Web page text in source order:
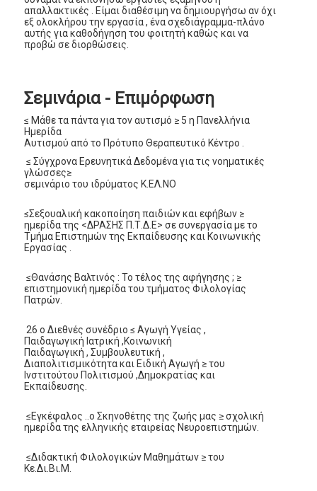
απαλλακτικές . Είμαι διαθέσιμη να δημιουργήσω αν όχι
εξ ολοκλήρου την εργασία , ένα σχεδιάγραμμα-πλάνο
αυτής για καθοδήγηση του φοιτητή καθώς και να
προβώ σε διορθώσεις.
Σεμινάρια - Επιμόρφωση
≤ Μάθε τα πάντα για τον αυτισμό ≥ 5 η Πανελλήνια
Ημερίδα
Αυτισμού από το Πρότυπο Θεραπευτικό Κέντρο .
≤ Σύγχρονα Ερευνητικά Δεδομένα για τις νοηματικές
γλώσσες≥
σεμινάριο του ιδρύματος Κ.ΕΛ.ΝΟ
≤Σεξουαλική κακοποίηση παιδιών και εφήβων ≥
ημερίδα της <ΔΡΑΣΗΣ Π.Τ.Δ.Ε> σε συνεργασία με το
Τμήμα Επιστημών της Εκπαίδευσης και Κοινωνικής
Εργασίας .
≤Θανάσης Βαλτινός : Το τέλος της αφήγησης ; ≥
επιστημονική ημερίδα του τμήματος Φιλολογίας
Πατρών.
26 ο Διεθνές συνέδριο ≤ Αγωγή Υγείας ,
Παιδαγωγική Ιατρική ,Κοινωνική
Παιδαγωγική , Συμβουλευτική ,
Διαπολιτισμικότητα και Ειδική Αγωγή ≥ του
Ινστιτούτου Πολιτισμού ,Δημοκρατίας και
Εκπαίδευσης.
≤Εγκέφαλος ..ο Σκηνοθέτης της ζωής μας ≥ σχολική
ημερίδα της ελληνικής εταιρείας Νευροεπιστημών.
≤Διδακτική Φιλολογικών Μαθημάτων ≥ του
Κε.Δι.Βι.Μ.